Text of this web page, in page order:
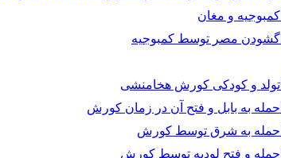
کمبوجیه و مغان
گشودن مصر توسط کمبوجیه
تولد و کودکی کورش هخامنشی
حمله به بابل و فتح آن در زمان کورش
حمله به شرق توسط کورش
حمله و فتح لودیه توسط کورش